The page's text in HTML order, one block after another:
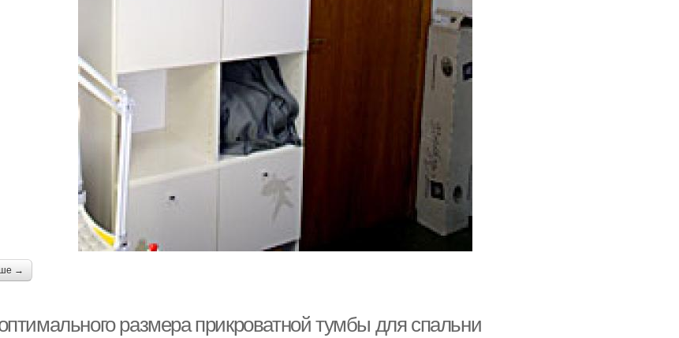
→
размера прикроватной тумбы для спальни